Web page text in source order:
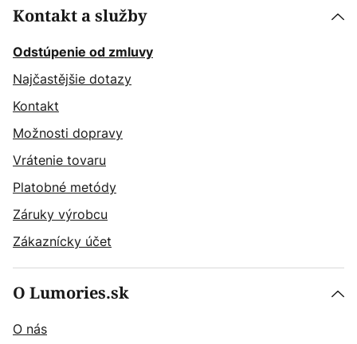
Kontakt a služby
Odstúpenie od zmluvy
Najčastějšie dotazy
Kontakt
Možnosti dopravy
Vrátenie tovaru
Platobné metódy
Záruky výrobcu
Zákaznícky účet
O Lumories.sk
O nás